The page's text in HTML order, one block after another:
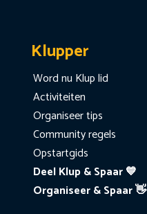
Klupper
Word nu Klup lid
Activiteiten
Organiseer tips
Community regels
Opstartgids
Deel Klup & Spaar 💙
Organiseer & Spaar 👋